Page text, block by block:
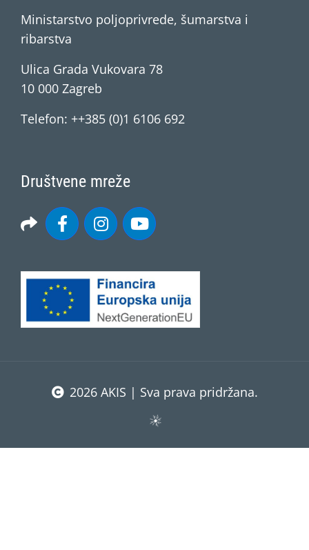
Ministarstvo poljoprivrede, šumarstva i
ribarstva
Ulica Grada Vukovara 78
10 000 Zagreb
Telefon: ++385 (0)1 6106 692
Društvene mreže
2026 AKIS | Sva prava pridržana.